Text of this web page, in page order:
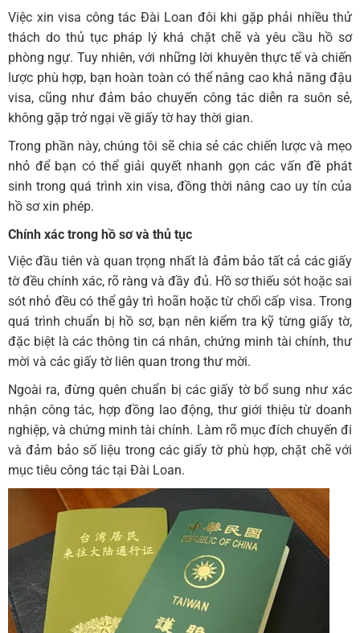
Việc xin visa công tác Đài Loan đôi khi gặp phải nhiều thử
thách do thủ tục pháp lý khá chặt chẽ và yêu cầu hồ sơ
phòng ngự. Tuy nhiên, với những lời khuyên thực tế và chiến
lược phù hợp, bạn hoàn toàn có thể nâng cao khả năng đậu
visa, cũng như đảm bảo chuyến công tác diễn ra suôn sẻ,
không gặp trở ngại về giấy tờ hay thời gian.
Trong phần này, chúng tôi sẽ chia sẻ các chiến lược và mẹo
nhỏ để bạn có thể giải quyết nhanh gọn các vấn đề phát
sinh trong quá trình xin visa, đồng thời nâng cao uy tín của
hồ sơ xin phép.
Chính xác trong hồ sơ và thủ tục
Việc đầu tiên và quan trọng nhất là đảm bảo tất cả các giấy
tờ đều chính xác, rõ ràng và đầy đủ. Hồ sơ thiếu sót hoặc sai
sót nhỏ đều có thể gây trì hoãn hoặc từ chối cấp visa. Trong
quá trình chuẩn bị hồ sơ, bạn nên kiểm tra kỹ từng giấy tờ,
đặc biệt là các thông tin cá nhân, chứng minh tài chính, thư
mời và các giấy tờ liên quan trong thư mời.
Ngoài ra, đừng quên chuẩn bị các giấy tờ bổ sung như xác
nhận công tác, hợp đồng lao động, thư giới thiệu từ doanh
nghiệp, và chứng minh tài chính. Làm rõ mục đích chuyến đi
và đảm bảo số liệu trong các giấy tờ phù hợp, chặt chẽ với
mục tiêu công tác tại Đài Loan.